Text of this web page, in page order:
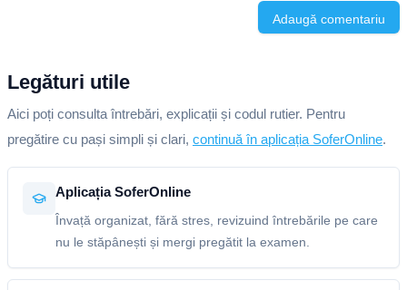
Adaugă comentariu
Legături utile
Aici poți consulta întrebări, explicații și codul rutier. Pentru
pregătire cu pași simpli și clari, continuă în aplicația SoferOnline.
Aplicația SoferOnline
Învață organizat, fără stres, revizuind întrebările pe care
nu le stăpânești și mergi pregătit la examen.